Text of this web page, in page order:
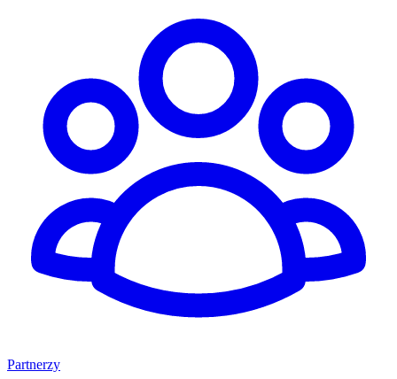
Partnerzy